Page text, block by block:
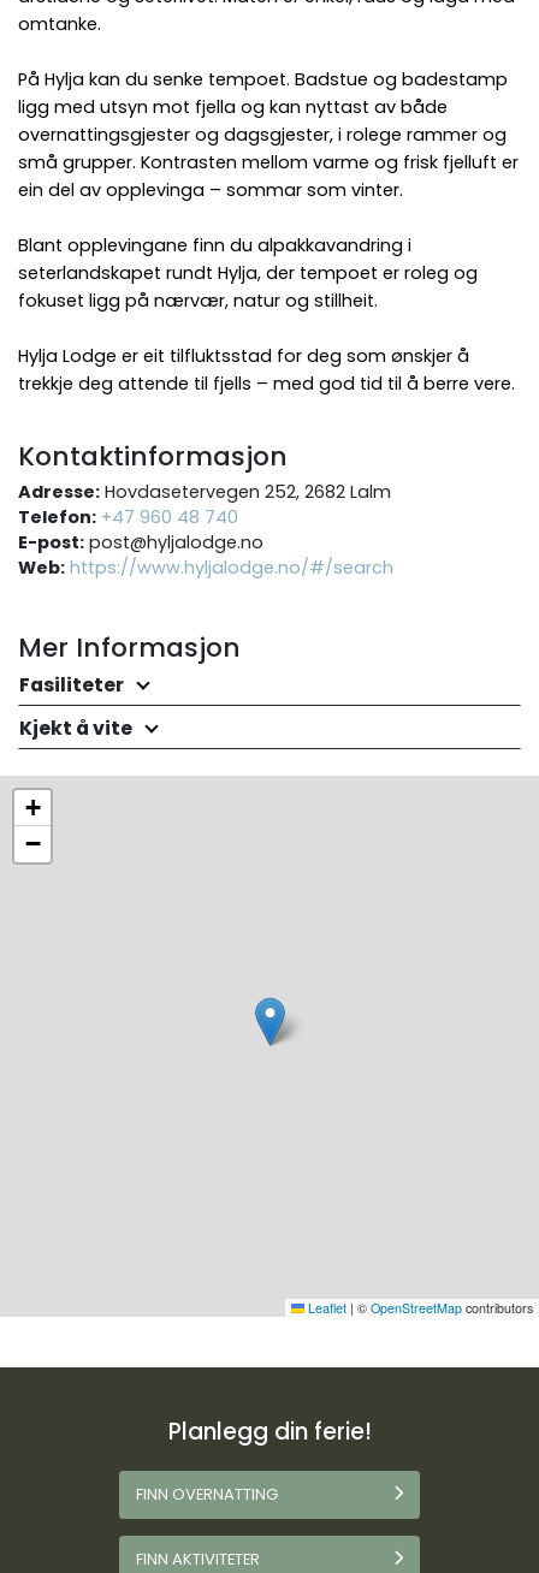
omtanke.
På Hylja kan du senke tempoet. Badstue og badestamp
ligg med utsyn mot fjella og kan nyttast av både
overnattingsgjester og dagsgjester, i rolege rammer og
små grupper. Kontrasten mellom varme og frisk fjelluft er
ein del av opplevinga – sommar som vinter.
Blant opplevingane finn du alpakkavandring i
seterlandskapet rundt Hylja, der tempoet er roleg og
fokuset ligg på nærvær, natur og stillheit.
Hylja Lodge er eit tilfluktsstad for deg som ønskjer å
trekkje deg attende til fjells – med god tid til å berre vere.
Kontaktinformasjon
Adresse: Hovdasetervegen 252, 2682 Lalm
Telefon: +47 960 48 740
E-post: post@hyljalodge.no
Web: https://www.hyljalodge.no/#/search
Mer Informasjon
Fasiliteter
Kjekt å vite
+
−
Leaflet | © OpenStreetMap contributors
Planlegg din ferie!
FINN OVERNATTING
FINN AKTIVITETER